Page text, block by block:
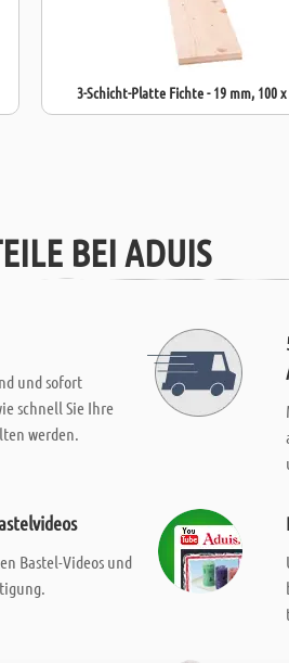
3-Schicht-Platte Fichte - 19 mm, 100 x
BEI ADUIS
und sofort
schnell Sie Ihre
werden.
Bastel-Videos und